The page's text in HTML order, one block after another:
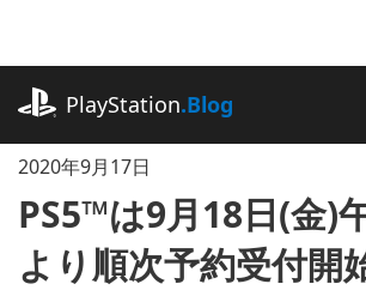
に
ッ
PlayStation.Blog
2020年9月17日
PS5™は9月18日(金)
より順次予約受付開